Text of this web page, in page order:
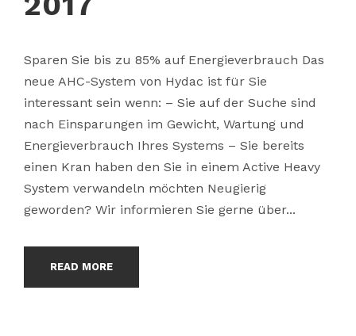
Sparen Sie bis zu 85% auf Energieverbrauch Das
neue AHC-System von Hydac ist für Sie
interessant sein wenn: – Sie auf der Suche sind
nach Einsparungen im Gewicht, Wartung und
Energieverbrauch Ihres Systems – Sie bereits
einen Kran haben den Sie in einem Active Heavy
System verwandeln möchten Neugierig
geworden? Wir informieren Sie gerne über...
READ MORE